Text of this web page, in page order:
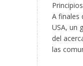
A finales
USA, un
del
las